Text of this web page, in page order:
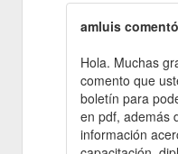
amluis
Hola. Muchas
comento que
boletín para
en pdf, además
información